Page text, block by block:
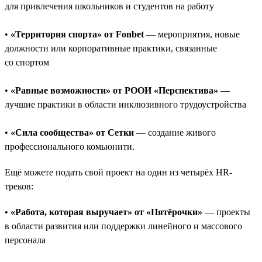
для привлечения школьников и студентов на работу
• «Территория спорта» от Fonbet — мероприятия, новые
должности или корпоративные практики, связанные
со спортом
• «Равные возможности» от РООИ «Перспектива» —
лучшие практики в области инклюзивного трудоустройства
• «Сила сообщества» от Сетки — создание живого
профессионального комьюнити.
Ещё можете подать свой проект на один из четырёх HR-
треков:
• «Работа, которая выручает» от «Пятёрочки» — проекты
в области развития или поддержки линейного и массового
персонала